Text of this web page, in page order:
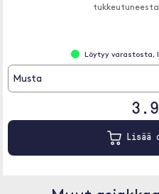
Löytyy
Musta
Lisää